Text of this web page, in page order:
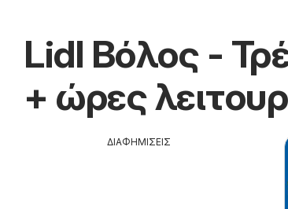
Lidl Βόλος -
+ ώρες
ΔΙΑΦΗΜΙΣΕΙΣ